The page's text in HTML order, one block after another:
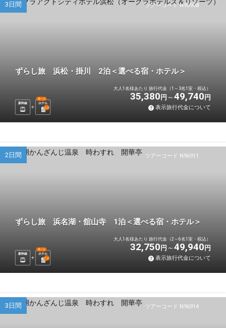
ツアーコード N96908
3日間
ずらし旅 浜松・掛川 2泊＜選べる宿・ホテル＞
新幹線 ホテル
選べる
2泊
大人1名様あたり 旅行代金（1～3名1室・税込）
35,380 円 49,740 円
表示旅行代金について
ツアーコード N96911
2日間
ずらし旅 浜名湖・舘山寺 1泊＜選べる宿・ホテル＞
新幹線 ホテル
選べる
1 泊
大人1名様あたり 旅行代金（2～6名1室・税込）
32,750 円 49,940 円
表示旅行代金について
ツアーコード N96914
3日間